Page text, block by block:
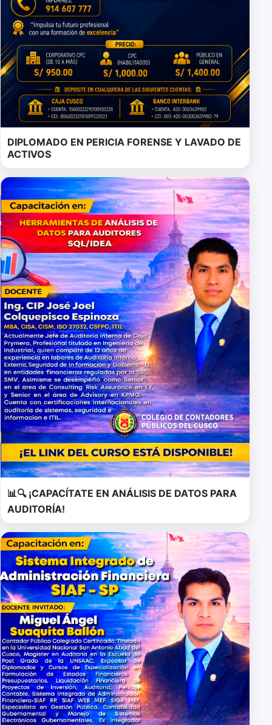
DIPLOMADO EN PERICIA FORENSE Y LAVADO DE
ACTIVOS
📊🔍 ¡CAPACÍTATE EN ANÁLISIS DE DATOS PARA
AUDITORÍA!